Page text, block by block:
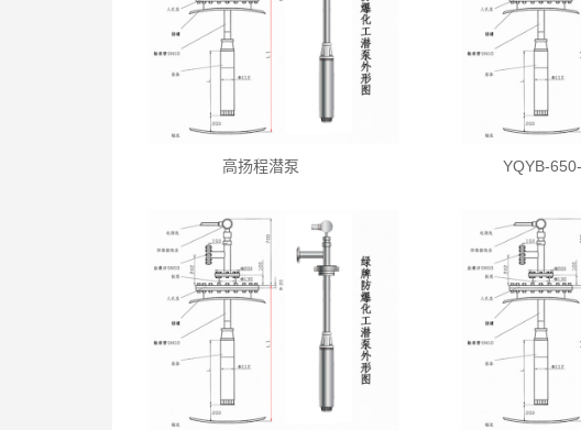
高扬程潜泵 YQYB-